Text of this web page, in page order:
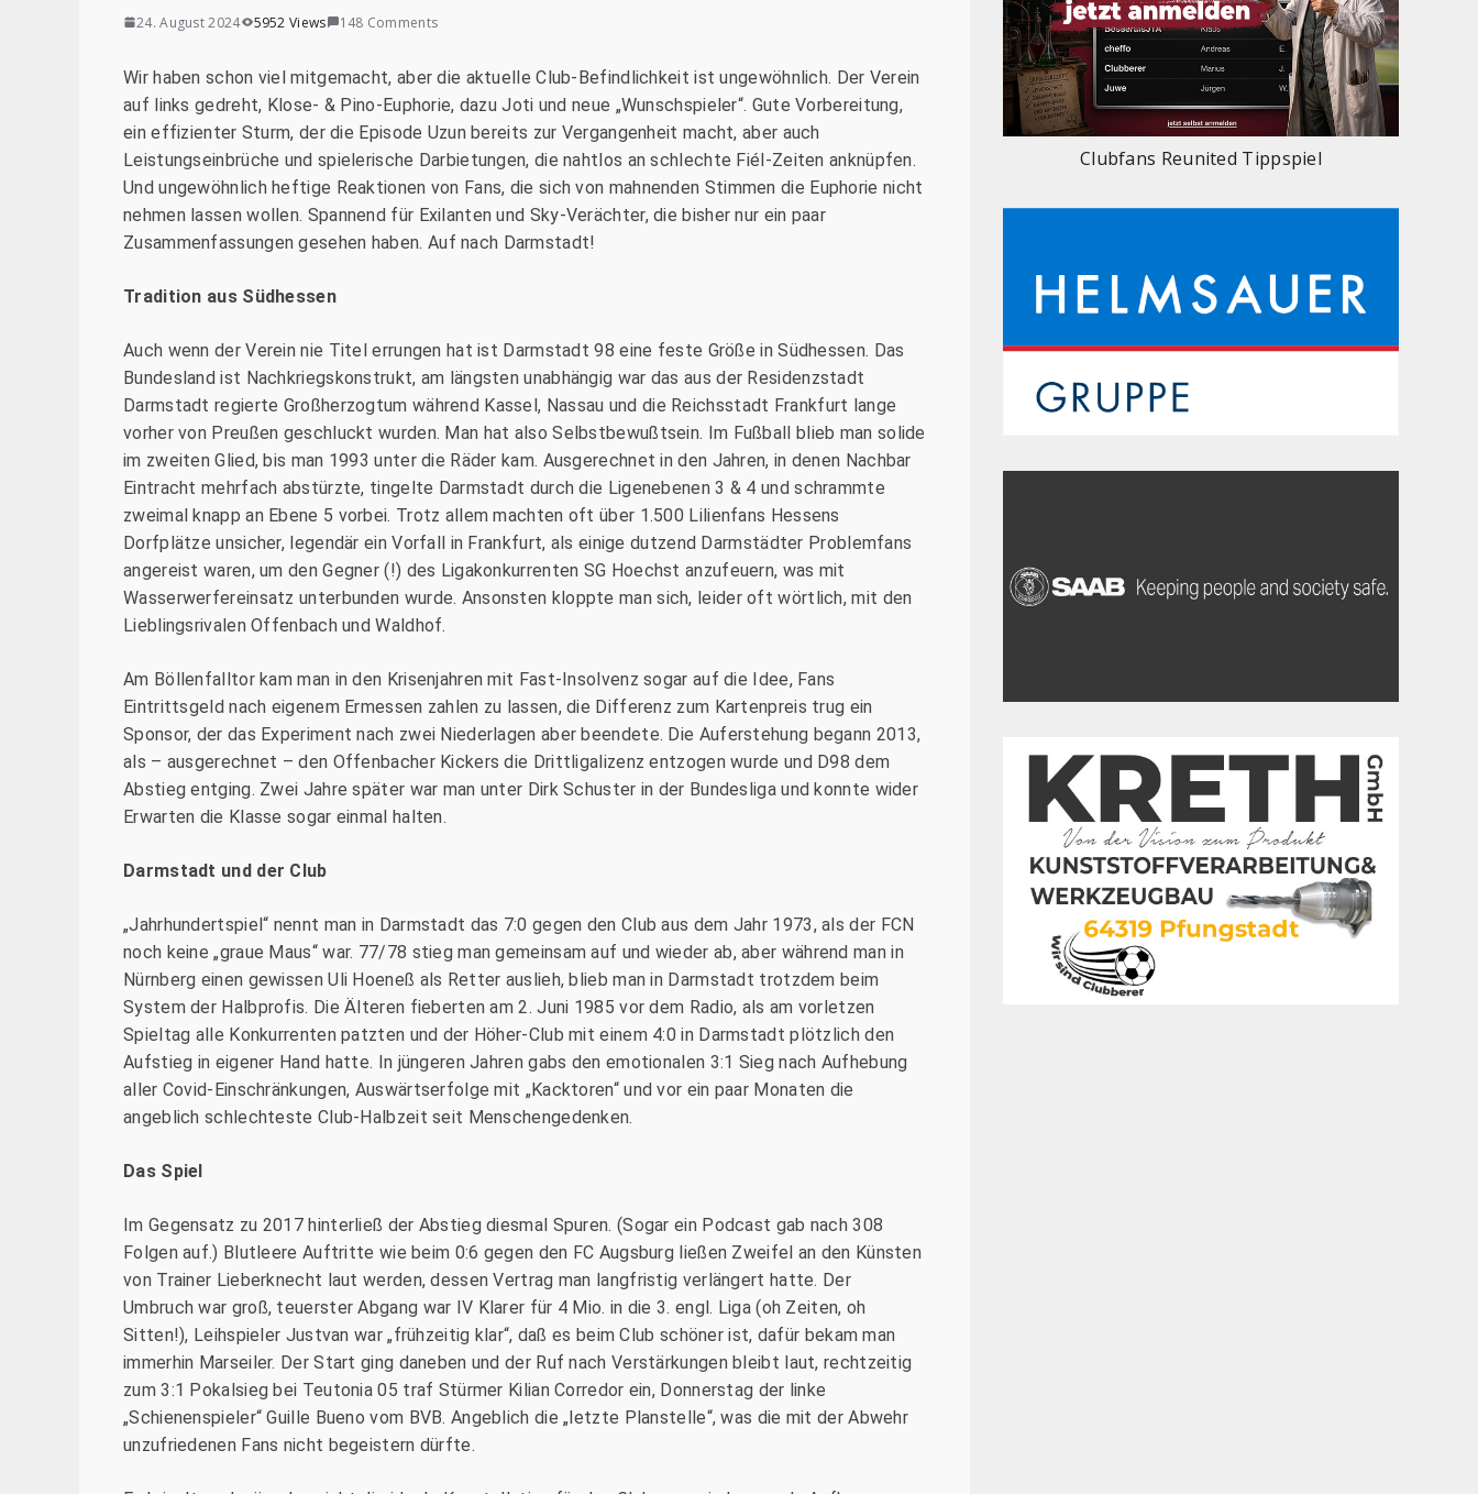
24. August 2024 5952 Views 148 Comments
Wir haben schon viel mitgemacht, aber die aktuelle Club-Befindlichkeit ist ungewöhnlich. Der Verein
auf links gedreht, Klose- & Pino-Euphorie, dazu Joti und neue „Wunschspieler“. Gute Vorbereitung,
ein effizienter Sturm, der die Episode Uzun bereits zur Vergangenheit macht, aber auch
Leistungseinbrüche und spielerische Darbietungen, die nahtlos an schlechte Fiél-Zeiten anknüpfen.
Und ungewöhnlich heftige Reaktionen von Fans, die sich von mahnenden Stimmen die Euphorie nicht
nehmen lassen wollen. Spannend für Exilanten und Sky-Verächter, die bisher nur ein paar
Zusammenfassungen gesehen haben. Auf nach Darmstadt!
Tradition aus Südhessen
Auch wenn der Verein nie Titel errungen hat ist Darmstadt 98 eine feste Größe in Südhessen. Das
Bundesland ist Nachkriegskonstrukt, am längsten unabhängig war das aus der Residenzstadt
Darmstadt regierte Großherzogtum während Kassel, Nassau und die Reichsstadt Frankfurt lange
vorher von Preußen geschluckt wurden. Man hat also Selbstbewußtsein. Im Fußball blieb man solide
im zweiten Glied, bis man 1993 unter die Räder kam. Ausgerechnet in den Jahren, in denen Nachbar
Eintracht mehrfach abstürzte, tingelte Darmstadt durch die Ligenebenen 3 & 4 und schrammte
zweimal knapp an Ebene 5 vorbei. Trotz allem machten oft über 1.500 Lilienfans Hessens
Dorfplätze unsicher, legendär ein Vorfall in Frankfurt, als einige dutzend Darmstädter Problemfans
angereist waren, um den Gegner (!) des Ligakonkurrenten SG Hoechst anzufeuern, was mit
Wasserwerfereinsatz unterbunden wurde. Ansonsten kloppte man sich, leider oft wörtlich, mit den
Lieblingsrivalen Offenbach und Waldhof.
Am Böllenfalltor kam man in den Krisenjahren mit Fast-Insolvenz sogar auf die Idee, Fans
Eintrittsgeld nach eigenem Ermessen zahlen zu lassen, die Differenz zum Kartenpreis trug ein
Sponsor, der das Experiment nach zwei Niederlagen aber beendete. Die Auferstehung begann 2013,
als – ausgerechnet – den Offenbacher Kickers die Drittligalizenz entzogen wurde und D98 dem
Abstieg entging. Zwei Jahre später war man unter Dirk Schuster in der Bundesliga und konnte wider
Erwarten die Klasse sogar einmal halten.
Darmstadt und der Club
„Jahrhundertspiel“ nennt man in Darmstadt das 7:0 gegen den Club aus dem Jahr 1973, als der FCN
noch keine „graue Maus“ war. 77/78 stieg man gemeinsam auf und wieder ab, aber während man in
Nürnberg einen gewissen Uli Hoeneß als Retter auslieh, blieb man in Darmstadt trotzdem beim
System der Halbprofis. Die Älteren fieberten am 2. Juni 1985 vor dem Radio, als am vorletzen
Spieltag alle Konkurrenten patzten und der Höher-Club mit einem 4:0 in Darmstadt plötzlich den
Aufstieg in eigener Hand hatte. In jüngeren Jahren gabs den emotionalen 3:1 Sieg nach Aufhebung
aller Covid-Einschränkungen, Auswärtserfolge mit „Kacktoren“ und vor ein paar Monaten die
angeblich schlechteste Club-Halbzeit seit Menschengedenken.
Das Spiel
Im Gegensatz zu 2017 hinterließ der Abstieg diesmal Spuren. (Sogar ein Podcast gab nach 308
Folgen auf.) Blutleere Auftritte wie beim 0:6 gegen den FC Augsburg ließen Zweifel an den Künsten
von Trainer Lieberknecht laut werden, dessen Vertrag man langfristig verlängert hatte. Der
Umbruch war groß, teuerster Abgang war IV Klarer für 4 Mio. in die 3. engl. Liga (oh Zeiten, oh
Sitten!), Leihspieler Justvan war „frühzeitig klar“, daß es beim Club schöner ist, dafür bekam man
immerhin Marseiler. Der Start ging daneben und der Ruf nach Verstärkungen bleibt laut, rechtzeitig
zum 3:1 Pokalsieg bei Teutonia 05 traf Stürmer Kilian Corredor ein, Donnerstag der linke
„Schienenspieler“ Guille Bueno vom BVB. Angeblich die „letzte Planstelle“, was die mit der Abwehr
unzufriedenen Fans nicht begeistern dürfte.
Clubfans Reunited Tippspiel